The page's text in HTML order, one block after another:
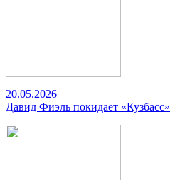
20.05.2026
Давид Фиэль покидает «Кузбасс»